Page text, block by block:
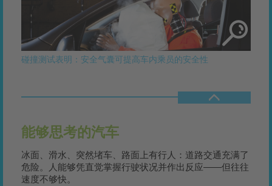
碰撞测试表明：安全气囊可提高车内乘员的安全性
能够思考的汽车
冰面、滑水、突然堵车、路面上有行人：道路交通充满了
危险。人能够凭直觉掌握行驶状况并作出反应——但往往
速度不够快。